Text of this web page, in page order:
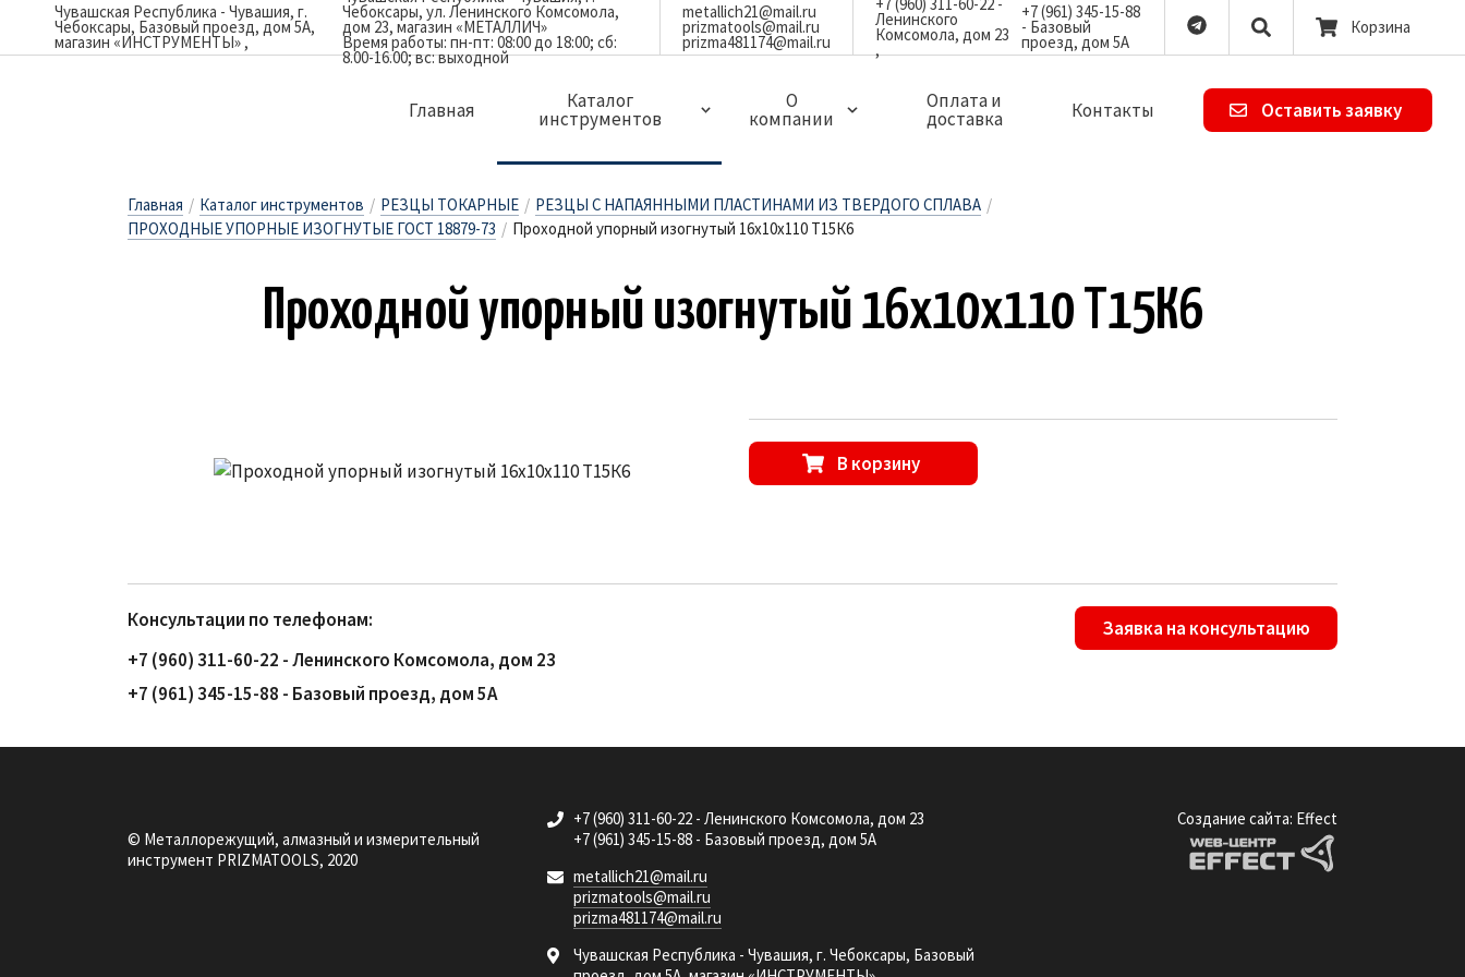
Чувашская Республика - Чувашия, г.
Чебоксары, Базовый проезд, дом 5А,
магазин «ИНСТРУМЕНТЫ»
Чебоксары, ул. Ленинского Комсомола,
дом 23, магазин «МЕТАЛЛИЧ»
Время работы: пн-пт: 08:00 до 18:00; сб:
8.00-16.00; вс: выходной
metallich21@mail.ru
prizmatools@mail.ru
prizma481174@mail.ru
Ленинского
Комсомола, дом 23
+7 (961) 345-15-88
- Базовый
проезд, дом 5А
Корзина
Главная Каталог
инструментов
О
компании
Оплата и
доставка Контакты Оставить заявку
Главная / Каталог инструментов / РЕЗЦЫ ТОКАРНЫЕ / РЕЗЦЫ С НАПАЯННЫМИ ПЛАСТИНАМИ ИЗ ТВЕРДОГО СПЛАВА /
ПРОХОДНЫЕ УПОРНЫЕ ИЗОГНУТЫЕ ГОСТ 18879-73 / Проходной упорный изогнутый 16х10х110 Т15К6
Про­ход­ной у­пор­ный и­зог­ну­тый 16х10х110 Т15К6
В корзину
Консультации по телефонам:
+7 (960) 311-60-22 - Ленинского Комсомола, дом 23
+7 (961) 345-15-88 - Базовый проезд, дом 5А
Заявка на консультацию
© Металлорежущий, алмазный и измерительный
инструмент PRIZMATOOLS, 2020
+7 (960) 311-60-22 - Ленинского Комсомола, дом 23
+7 (961) 345-15-88 - Базовый проезд, дом 5А
metallich21@mail.ru
prizmatools@mail.ru
prizma481174@mail.ru
Чувашская Республика - Чувашия, г. Чебоксары, Базовый
Создание сайта: Effect